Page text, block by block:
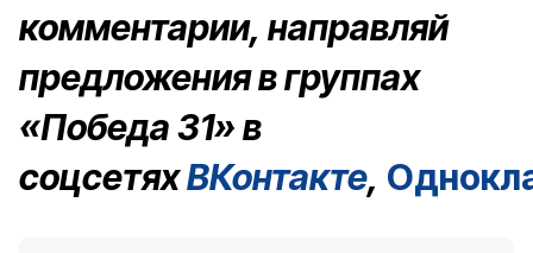
комментарии, направляй
предложения в группах
«Победа 31» в
соцсетяхВКонтакте,